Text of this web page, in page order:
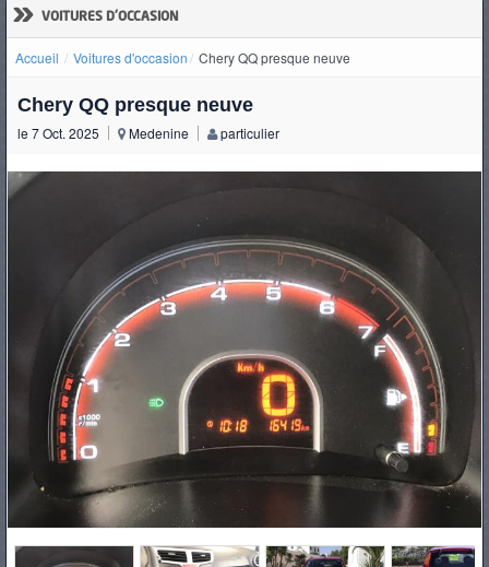
» VOITURES D'OCCASION
Accueil Voitures d'occasion Chery QQ presque neuve
Chery QQ presque neuve
le 7 Oct. 2025 Medenine particulier
D'OCCASION
CAMIONS
PNEUS